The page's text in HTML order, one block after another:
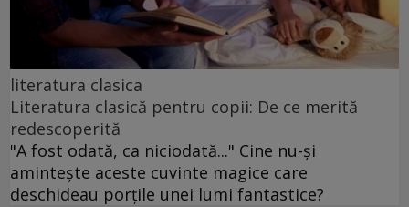
literatura clasica
Literatura clasică pentru copii: De ce merită
redescoperită
"A fost odată, ca niciodată..." Cine nu-și
amintește aceste cuvinte magice care
deschideau porțile unei lumi fantastice?